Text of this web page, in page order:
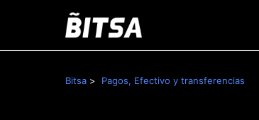
Bitsa Pagos, Efectivo y transferencias